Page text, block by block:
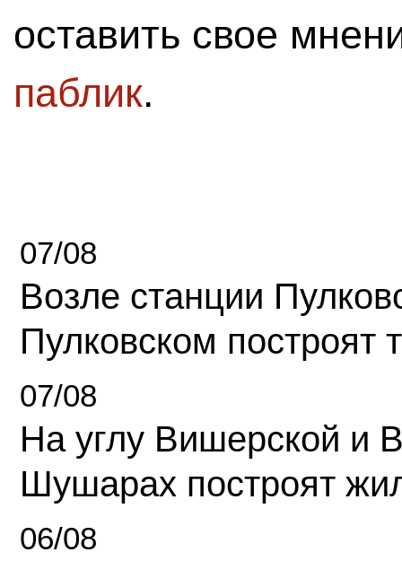
оставить свое
паблик.
07/08
Возле станции
Пулковском построят
07/08
На углу Вишерской и
Шушарах построят
06/08